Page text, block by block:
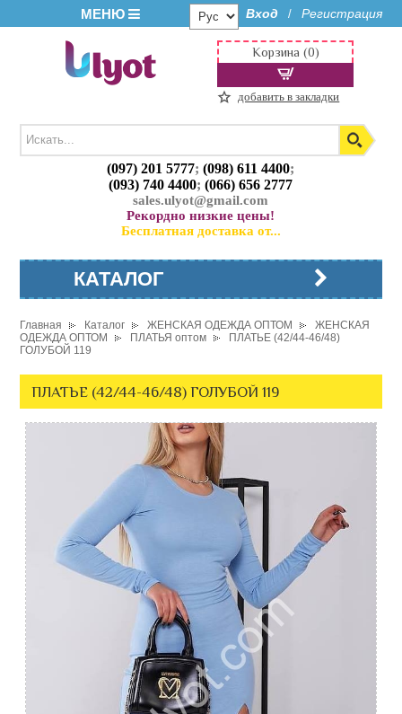
МЕНЮ Вход / Регистрация
(097) 201 5777;(098) 611 4400;
(093) 740 4400;(066) 656 2777
sales.ulyot@gmail.com
Рекордно низкие цены!
Бесплатная доставка от...
Корзина (0)
добавить в закладки
КАТАЛОГ
Главная Каталог ЖЕНСКАЯ ОДЕЖДА ОПТОМ
ЖЕНСКАЯ
ОДЕЖДА ОПТОМ
ПЛАТЬЯ оптом
ПЛАТЬЕ (42/44-46/48)
ГОЛУБОЙ 119
ПЛАТЬЕ (42/44-46/48) ГОЛУБОЙ 119